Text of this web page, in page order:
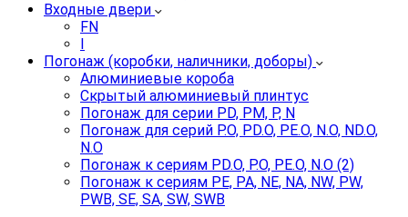
Входные двери
FN
I
Погонаж (коробки, наличники, доборы)
Алюминиевые короба
Скрытый алюминиевый плинтус
Погонаж для серии PD, PM, P, N
Погонаж для серий P.O, PD.O, PE.O, N.O, ND.O,
N.O
Погонаж к сериям PD.O, P.O, PE.O, N.O (2)
Погонаж к сериям PE, PA, NE, NA, NW, PW,
PWB, SE, SA, SW, SWB